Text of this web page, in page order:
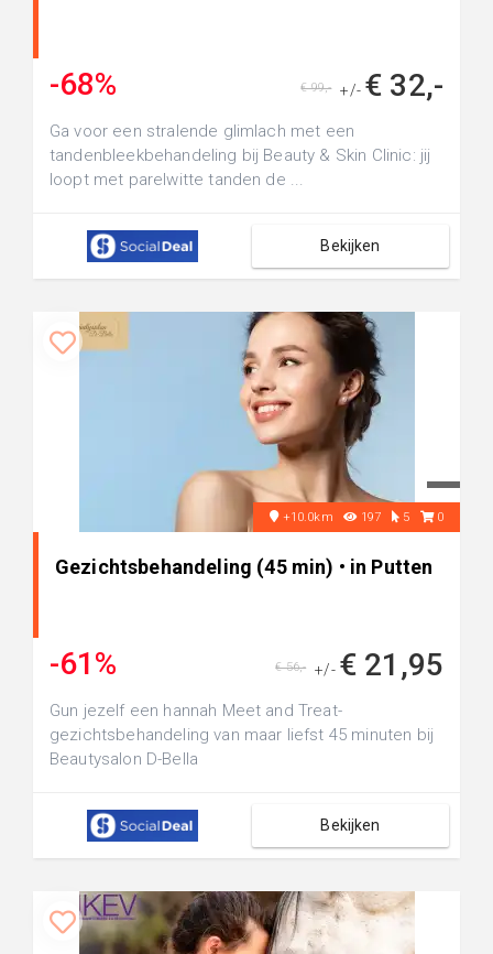
-68% +/- € 32,-
€ 99,-
Ga voor een stralende glimlach met een
tandenbleekbehandeling bij Beauty & Skin Clinic: jij
loopt met parelwitte tanden de ...
Bekijken
+10.0km 197 5 0
Gezichtsbehandeling (45 min) • in Putten
-61% +/- € 21,95
€ 56,-
Gun jezelf een hannah Meet and Treat-
gezichtsbehandeling van maar liefst 45 minuten bij
Beautysalon D-Bella
Bekijken